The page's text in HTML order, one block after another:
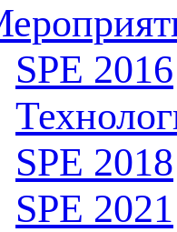
SPE 2016
SPE 2018
SPE 2021